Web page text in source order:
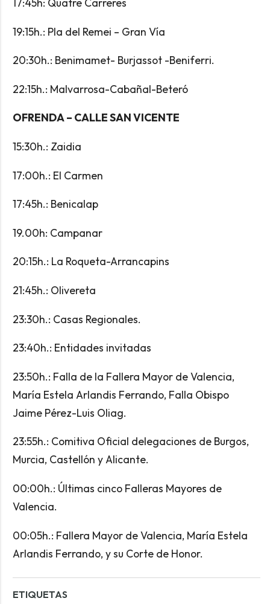
19:15h.: Pla del Remei – Gran Vía
20:30h.: Benimamet- Burjassot -Beniferri.
22:15h.: Malvarrosa-Cabañal-Beteró
OFRENDA – CALLE SAN VICENTE
15:30h.: Zaidia
17:00h.: El Carmen
17:45h.: Benicalap
19.00h: Campanar
20:15h.: La Roqueta-Arrancapins
21:45h.: Olivereta
23:30h.: Casas Regionales.
23:40h.: Entidades invitadas
23:50h.: Falla de la Fallera Mayor de Valencia,
María Estela Arlandis Ferrando, Falla Obispo
Jaime Pérez-Luis Oliag.
23:55h.: Comitiva Oficial delegaciones de Burgos,
Murcia, Castellón y Alicante.
00:00h.: Últimas cinco Falleras Mayores de
Valencia.
00:05h.: Fallera Mayor de Valencia, María Estela
Arlandis Ferrando, y su Corte de Honor.
ETIQUETAS